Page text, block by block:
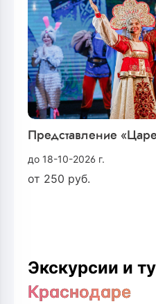
Представление
до 18-10-2026 г.
от 250 руб.
Экскурсии и
Краснодаре